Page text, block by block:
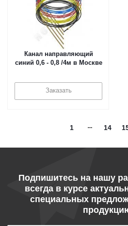
Канал направляющий
синий 0,6 - 0,8 /4м в Москве
Заказать
1 14
Подпишитесь на нашу
всегда в курсе
специальных